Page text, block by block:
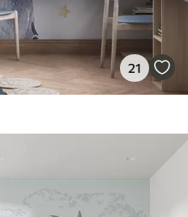
21